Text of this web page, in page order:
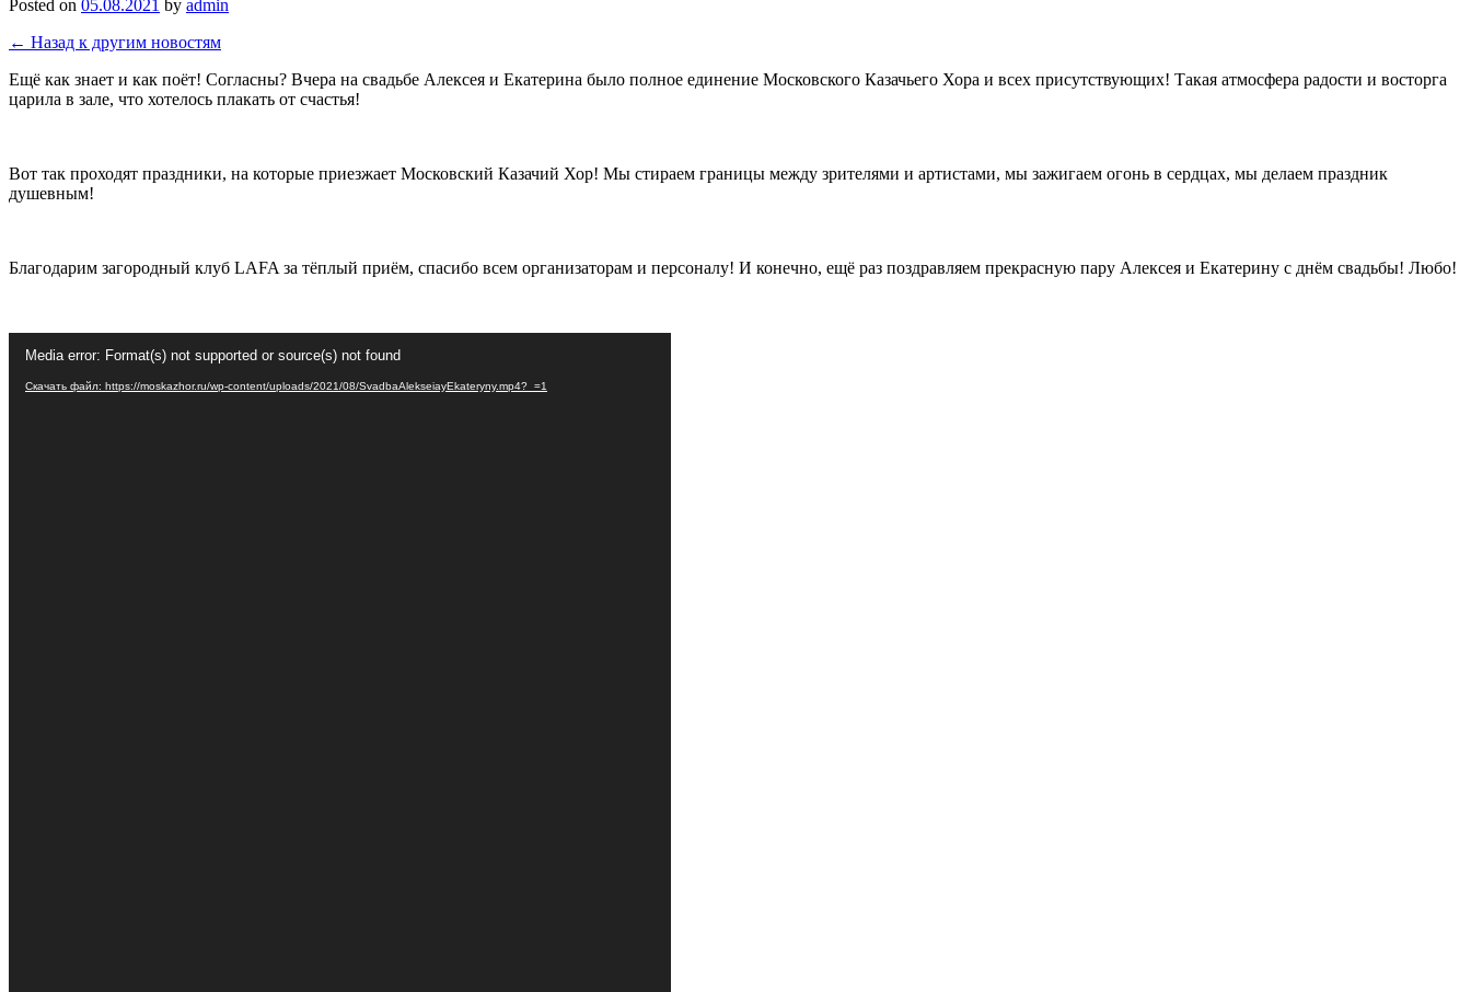
Posted on 05.08.2021 by admin
← Назад к другим новостям
Ещё как знает и как поёт! Согласны? Вчера на свадьбе Алексея и Екатерина было полное единение Московского Казачьего Хора и всех присутствующих! Такая атмосфера радости и восторга
царила в зале, что хотелось плакать от счастья!
Вот так проходят праздники, на которые приезжает Московский Казачий Хор! Мы стираем границы между зрителями и артистами, мы зажигаем огонь в сердцах, мы делаем праздник
душевным!
Благодарим загородный клуб LAFA за тёплый приём, спасибо всем организаторам и персоналу! И конечно, ещё раз поздравляем прекрасную пару Алексея и Екатерину с днём свадьбы! Любо!
Media error: Format(s) not supported or source(s) not found
Скачать файл: https://moskazhor.ru/wp-content/uploads/2021/08/SvadbaAlekseiayEkateryny.mp4?_=1